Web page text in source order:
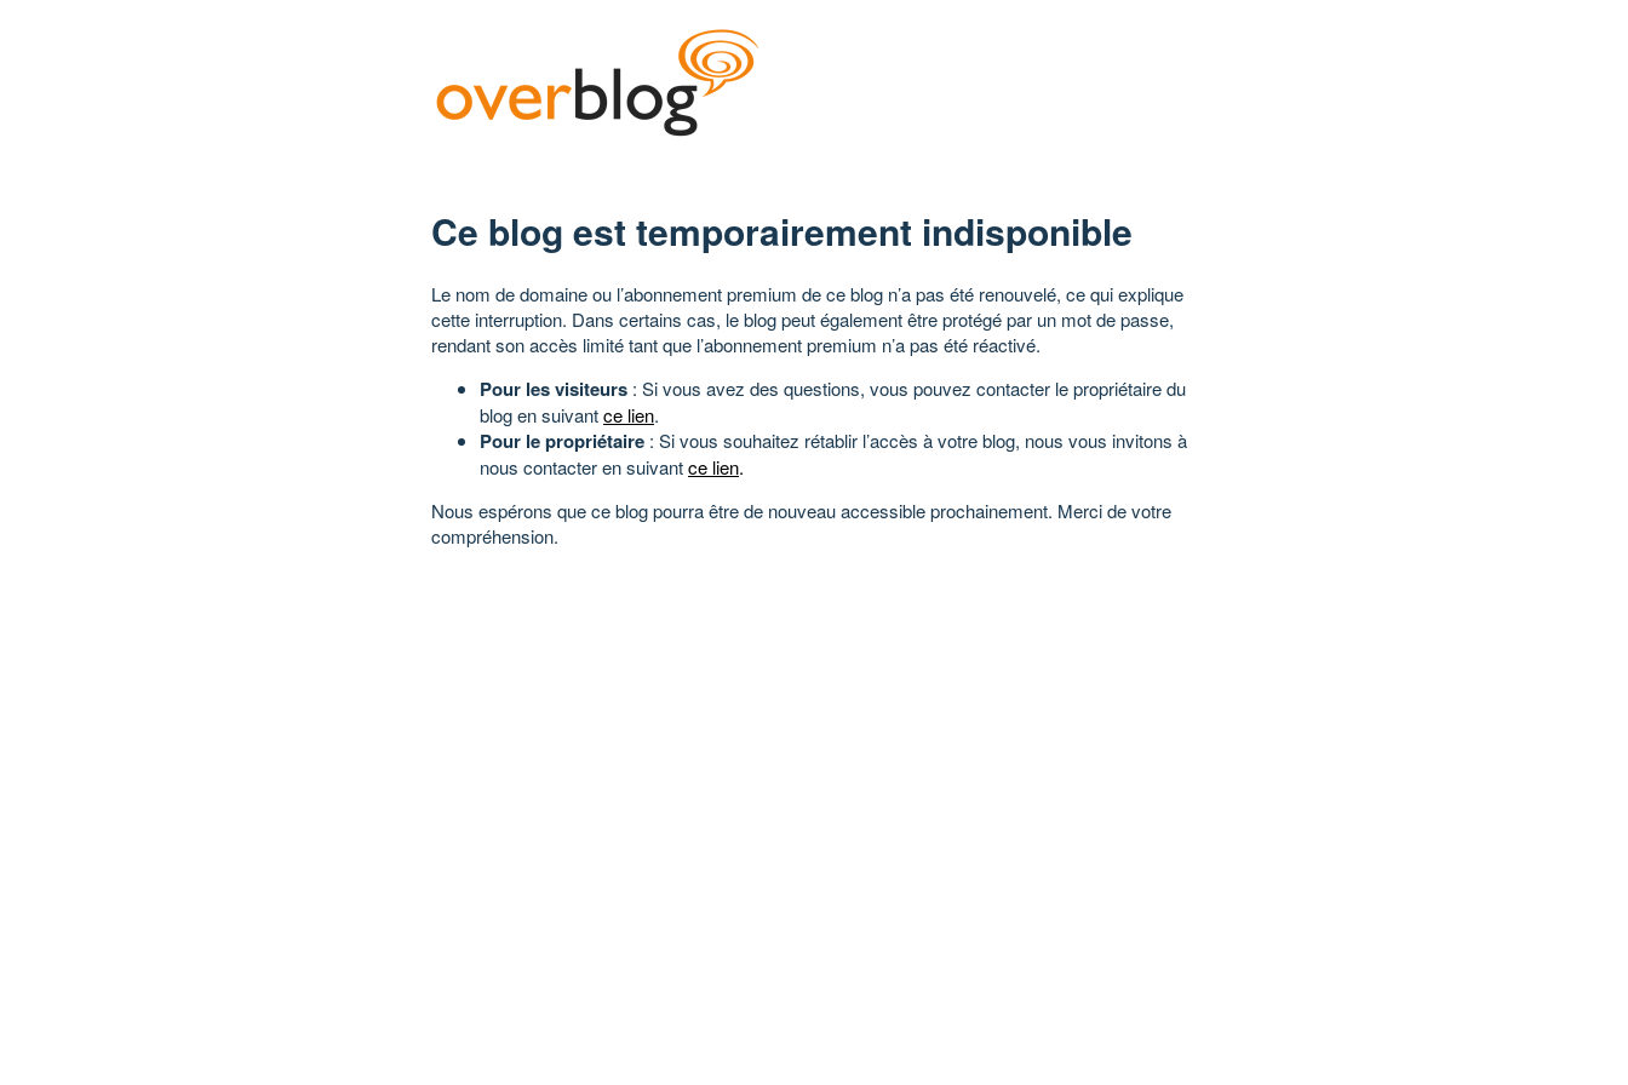
Ce blog est temporairement indisponible
Le nom de domaine ou l’abonnement premium de ce blog n’a pas été renouvelé, ce qui explique
cette interruption. Dans certains cas, le blog peut également être protégé par un mot de passe,
rendant son accès limité tant que l’abonnement premium n’a pas été réactivé.
Pour les visiteurs : Si vous avez des questions, vous pouvez contacter le propriétaire du
blog en suivantce lien.
Pour le propriétaire : Si vous souhaitez rétablir l’accès à votre blog, nous vous invitons à
nous contacter en suivantce lien.
Nous espérons que ce blog pourra être de nouveau accessible prochainement. Merci de votre
compréhension.